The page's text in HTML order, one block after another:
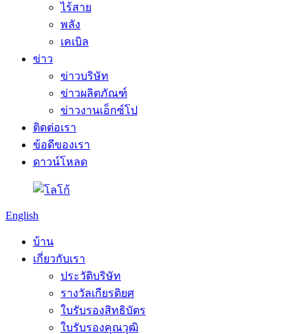
ไร้สาย
พลัง
เคเบิล
ข่าว
ข่าวบริษัท
ข่าวผลิตภัณฑ์
ข่าวงานเอ็กซ์โป
ติดต่อเรา
ข้อดีของเรา
ดาวน์โหลด
English
บ้าน
เกี่ยวกับเรา
ประวัติบริษัท
รางวัลเกียรติยศ
ใบรับรองสิทธิบัตร
ใบรับรองคุณวุฒิ